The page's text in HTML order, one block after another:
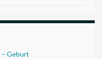
– Geburt